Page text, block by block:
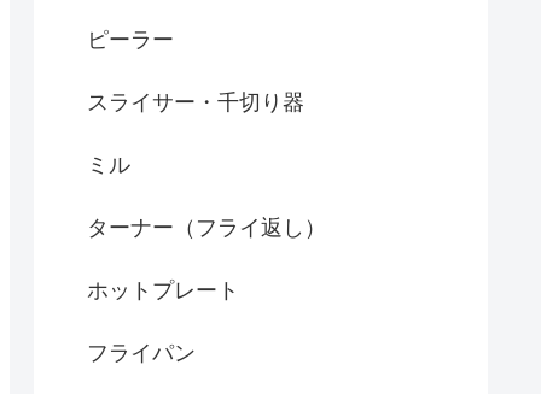
ピーラー
スライサー・千切り器
ミル
ターナー（フライ返し）
ホットプレート
フライパン